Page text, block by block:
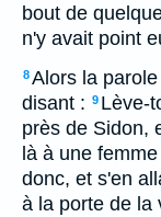
bout de
n'y avait point
8Alors la
disant : 9 Lève-
près de Sidon,
là à une
donc, et s'en
à la porte de la